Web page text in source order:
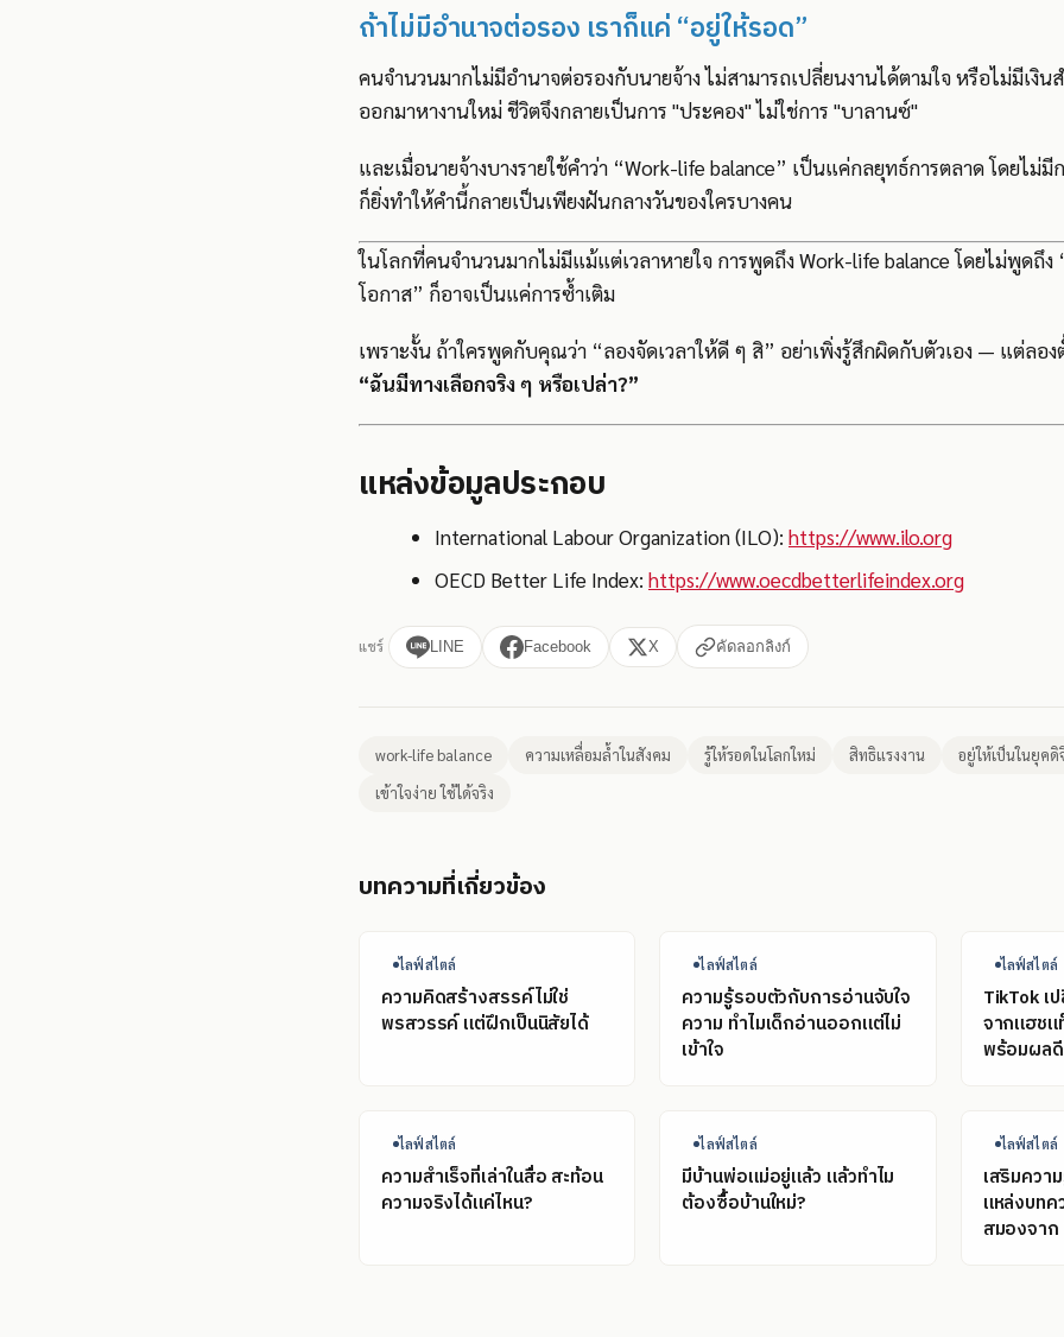
ถ้าไม่มีอำนาจต่อรอง เราก็แค่ “อยู่ให้รอด”
คนจำนวนมากไม่มีอำนาจต่อรองกับนายจ้าง ไม่สามารถเปลี่ยนงานได้ตามใจ หรือไม่มีเงิน
ออกมาหางานใหม่ ชีวิตจึงกลายเป็นการ "ประคอง" ไม่ใช่การ "บาลานซ์"
และเมื่อนายจ้างบางรายใช้คำว่า “Work-life balance” เป็นแค่กลยุทธ์การตลาด โดยไม่
ก็ยิ่งทำให้คำนี้กลายเป็นเพียงฝันกลางวันของใครบางคน
ในโลกที่คนจำนวนมากไม่มีแม้แต่เวลาหายใจ การพูดถึง Work-life balance โดยไม่พูดถึง
โอกาส” ก็อาจเป็นแค่การซ้ำเติม
เพราะงั้น ถ้าใครพูดกับคุณว่า “ลองจัดเวลาให้ดี ๆ สิ” อย่าเพิ่งรู้สึกผิดกับตัวเอง — แต่ลอ
“ฉันมีทางเลือกจริง ๆ หรือเปล่า?”
แหล่งข้อมูลประกอบ
International Labour Organization (ILO): https://www.ilo.org
OECD Better Life Index: https://www.oecdbetterlifeindex.org
แชร์ LINE Facebook X คัดลอกลิงก์
work-life balance ความเหลื่อมล้ำในสังคม รู้ให้รอดในโลกใหม่ สิทธิแรงงาน
อยู่ให้เป็นในยุคดิ
เข้าใจง่าย ใช้ได้จริง
บทความที่เกี่ยวข้อง
ไลฟ์สไตล์
ความคิดสร้างสรรค์ไม่ใช่
พรสวรรค์ แต่ฝึกเป็นนิสัยได้
ไลฟ์สไตล์
ความรู้รอบตัวกับการอ่านจับใจ
ความ ทำไมเด็กอ่านออกแต่ไม่
เข้าใจ
ไลฟ์สไตล์
TikTok เ
จากแฮชแ
พร้อมผล
ไลฟ์สไตล์
ความสำเร็จที่เล่าในสื่อ สะท้อน
ความจริงได้แค่ไหน?
ไลฟ์สไตล์
มีบ้านพ่อแม่อยู่แล้ว แล้วทำไม
ต้องซื้อบ้านใหม่?
ไลฟ์สไตล์
เสริมควา
แหล่งบทค
สมองจา